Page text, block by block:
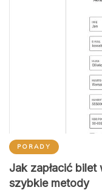
PORADY
Jak zapłacić
szybkie metody